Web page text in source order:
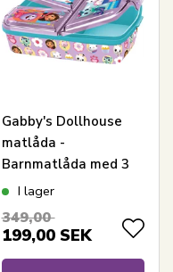
Gabby's Dollhouse
matlåda -
Barnmatlåda med 3
fackI lager
349,00
199,00 SEK